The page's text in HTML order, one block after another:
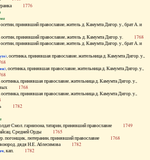
1776
принявший православие, житель д. Камумта Дигор. у., брат А. и
осетин, принявший православие, житель д. Камумта Дигор. у. 1768
принявший православие, житель д. Камумта Дигор. у., брат А. и
, осетинка, принявшая православие, жительница д. Камумта Дигор. у.,
, осетинка, принявшая православие, жительница д. Камумта Дигор. у.,
осетинка, принявшая православие, жительница д. Камумта Дигор. у.,
1768
осетинка, принявшая православие, жительница д. Камумта Дигор. у.,
1782
Смол. гарнизона, татарин, принявший православие 1749
Средней Орды 1765
погонщик, лютеранин, принявший православие 1768
дядя Н.Е. Аблесимова 1782
, кап. 1782